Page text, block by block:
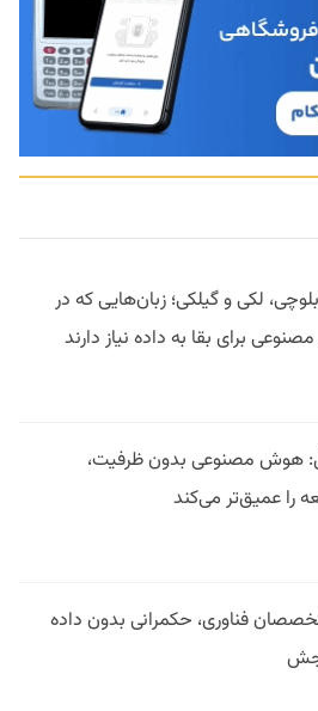
لکی و گیلکی؛ زبان‌هایی که در
برای بقا به داده نیاز دارند
هوش مصنوعی بدون ظرفیت،
را عمیق‌تر می‌کند
فناوری، حکمرانی بدون داده